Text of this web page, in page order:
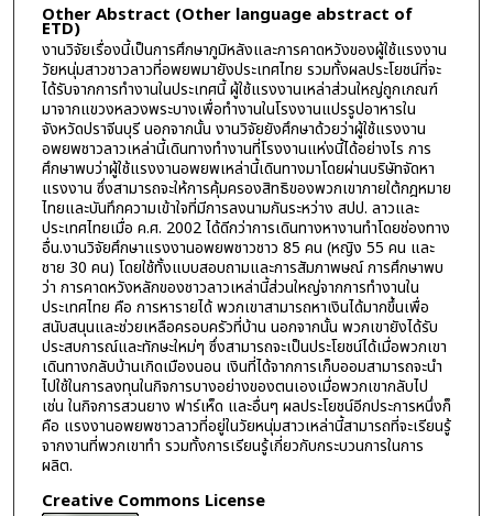
Other Abstract (Other language abstract of
ETD)
งานวิจัยเรื่องนี้เป็นการศึกษาภูมิหลังและการคาดหวังของผู้ใช้แรงงาน
วัยหนุ่มสาวชาวลาวที่อพยพมายังประเทศไทย รวมทั้งผลประโยชน์ที่จะ
ได้รับจากการทำงานในประเทศนี้ ผู้ใช้แรงงานเหล่าส่วนใหญ่ถูกเกณฑ์
มาจากแขวงหลวงพระบางเพื่อทำงานในโรงงานแปรรูปอาหารใน
จังหวัดปราจีนบุรี นอกจากนั้น งานวิจัยยังศึกษาด้วยว่าผู้ใช้แรงงาน
อพยพชาวลาวเหล่านี้เดินทางทำงานที่โรงงานแห่งนี้ได้อย่างไร การ
ศึกษาพบว่าผู้ใช้แรงงานอพยพเหล่านี้เดินทางมาโดยผ่านบริษัทจัดหา
แรงงาน ซึ่งสามารถจะให้การคุ้มครองสิทธิของพวกเขาภายใต้กฎหมาย
ไทยและบันทึกความเข้าใจที่มีการลงนามกันระหว่าง สปป. ลาวและ
ประเทศไทยเมื่อ ค.ศ. 2002 ได้ดีกว่าการเดินทางหางานทำโดยช่องทาง
อื่น.งานวิจัยศึกษาแรงงานอพยพชาวชาว 85 คน (หญิง 55 คน และ
ชาย 30 คน) โดยใช้ทั้งแบบสอบถามและการสัมภาพษณ์ การศึกษาพบ
ว่า การคาดหวังหลักของชาวลาวเหล่านี้ส่วนใหญ่จากการทำงานใน
ประเทศไทย คือ การหารายได้ พวกเขาสามารถหาเงินได้มากขึ้นเพื่อ
สนับสนุนและช่วยเหลือครอบครัวที่บ้าน นอกจากนั้น พวกเขายังได้รับ
ประสบการณ์และทักษะใหม่ๆ ซึ่งสามารถจะเป็นประโยชน์ได้เมื่อพวกเขา
เดินทางกลับบ้านเกิดเมืองนอน เงินที่ได้จากการเก็บออมสามารถจะนำ
ไปใช้ในการลงทุนในกิจการบางอย่างของตนเองเมื่อพวกเขากลับไป
เช่น ในกิจการสวนยาง ฟาร์เห็ด และอื่นๆ ผลประโยชน์อีกประการหนึ่งก็
คือ แรงงานอพยพชาวลาวที่อยู่ในวัยหนุ่มสาวเหล่านี้สามารถที่จะเรียนรู้
จากงานที่พวกเขาทำ รวมทั้งการเรียนรู้เกี่ยวกับกระบวนการในการ
ผลิต.
Creative Commons License